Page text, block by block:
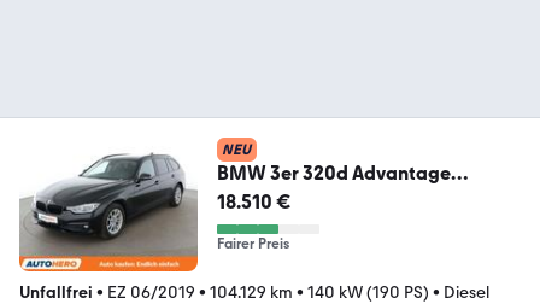
NEU
BMW 3er 320d Advantage
Aut.*NAVI*TEMPO*PDC*SHZ*ALU
*
18.510 €
Fairer Preis
Unfallfrei • EZ 06/2019 • 104.129 km • 140 kW (190 PS) • Diesel